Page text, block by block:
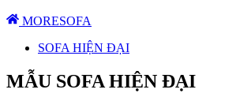
MORESOFA
SOFA HIỆN ĐẠI
MẪU SOFA HIỆN ĐẠI